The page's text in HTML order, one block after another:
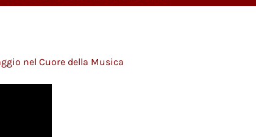
nel Cuore della Musica